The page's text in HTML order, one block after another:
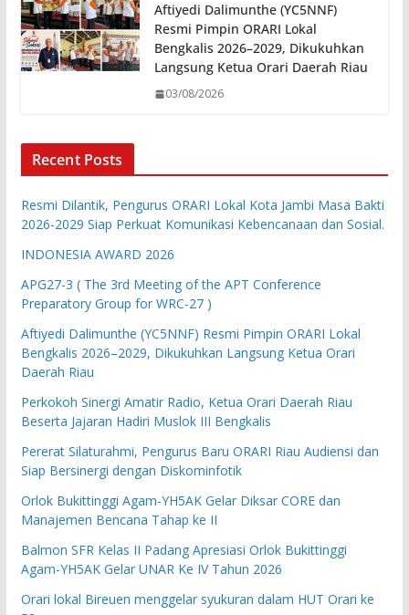
Aftiyedi Dalimunthe (YC5NNF)
Resmi Pimpin ORARI Lokal
Bengkalis 2026–2029, Dikukuhkan
Langsung Ketua Orari Daerah Riau
03/08/2026
Recent Posts
Resmi Dilantik, Pengurus ORARI Lokal Kota Jambi Masa Bakti
2026-2029 Siap Perkuat Komunikasi Kebencanaan dan Sosial.
INDONESIA AWARD 2026
APG27-3 ( The 3rd Meeting of the APT Conference
Preparatory Group for WRC-27 )
Aftiyedi Dalimunthe (YC5NNF) Resmi Pimpin ORARI Lokal
Bengkalis 2026–2029, Dikukuhkan Langsung Ketua Orari
Daerah Riau
Perkokoh Sinergi Amatir Radio, Ketua Orari Daerah Riau
Beserta Jajaran Hadiri Muslok III Bengkalis
Pererat Silaturahmi, Pengurus Baru ORARI Riau Audiensi dan
Siap Bersinergi dengan Diskominfotik
Orlok Bukittinggi Agam-YH5AK Gelar Diksar CORE dan
Manajemen Bencana Tahap ke II
Balmon SFR Kelas II Padang Apresiasi Orlok Bukittinggi
Agam-YH5AK Gelar UNAR Ke IV Tahun 2026
Orari lokal Bireuen menggelar syukuran dalam HUT Orari ke